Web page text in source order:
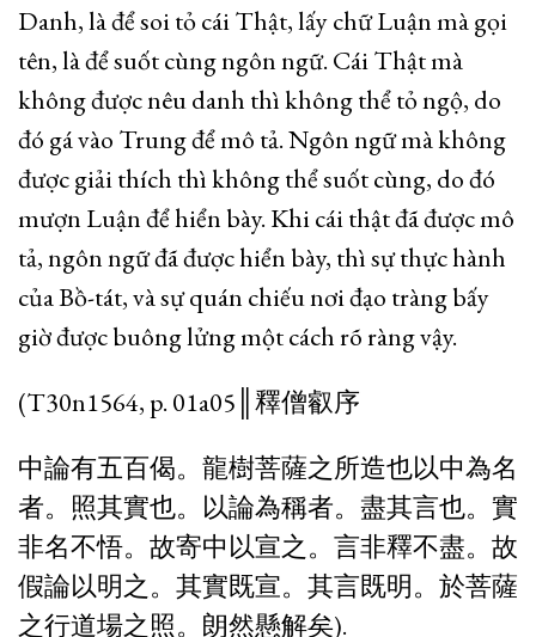
Danh, là để soi tỏ cái Thật, lấy chữ Luận mà gọi
tên, là để suốt cùng ngôn ngữ. Cái Thật mà
không được nêu danh thì không thể tỏ ngộ, do
đó gá vào Trung để mô tả. Ngôn ngữ mà không
được giải thích thì không thể suốt cùng, do đó
mượn Luận để hiển bày. Khi cái thật đã được mô
tả, ngôn ngữ đã được hiển bày, thì sự thực hành
của Bồ-tát, và sự quán chiếu nơi đạo tràng bấy
giờ được buông lửng một cách rõ ràng vậy.
(T30n1564, p. 01a05║釋僧叡序
中論有五百偈。龍樹菩薩之所造也以中為名
者。照其實也。以論為稱者。盡其言也。實
非名不悟。故寄中以宣之。言非釋不盡。故
假論以明之。其實既宣。其言既明。於菩薩
之行道場之照。朗然懸解矣).